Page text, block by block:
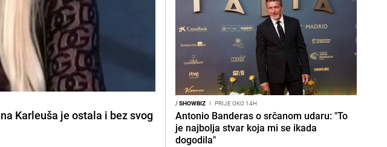
Karleuša je ostala i bez svog
/SHOWBIZ I PRIJE OKO 14H
Antonio Banderas o srčanom udaru: "To
je najbolja stvar koja mi se ikada
dogodila"